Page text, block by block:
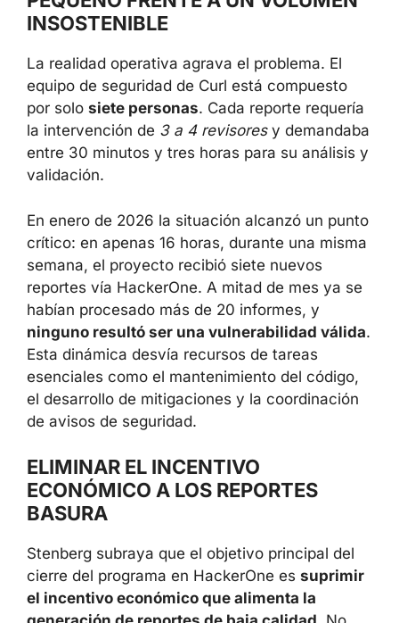
INSOSTENIBLE
La realidad operativa agrava el problema. El
equipo de seguridad de Curl está compuesto
por solo siete personas. Cada reporte requería
la intervención de 3 a 4 revisoresy demandaba
entre 30 minutos y tres horas para su análisis y
validación.
En enero de 2026 la situación alcanzó un punto
crítico: en apenas 16 horas, durante una misma
semana, el proyecto recibió siete nuevos
reportes vía HackerOne. A mitad de mes ya se
habían procesado más de 20 informes, y
ninguno resultó ser una vulnerabilidad válida.
Esta dinámica desvía recursos de tareas
esenciales como el mantenimiento del código,
el desarrollo de mitigaciones y la coordinación
de avisos de seguridad.
ELIMINAR EL INCENTIVO
ECONÓMICO A LOS REPORTES
BASURA
Stenberg subraya que el objetivo principal del
cierre del programa en HackerOne es suprimir
el incentivo económico que alimenta la